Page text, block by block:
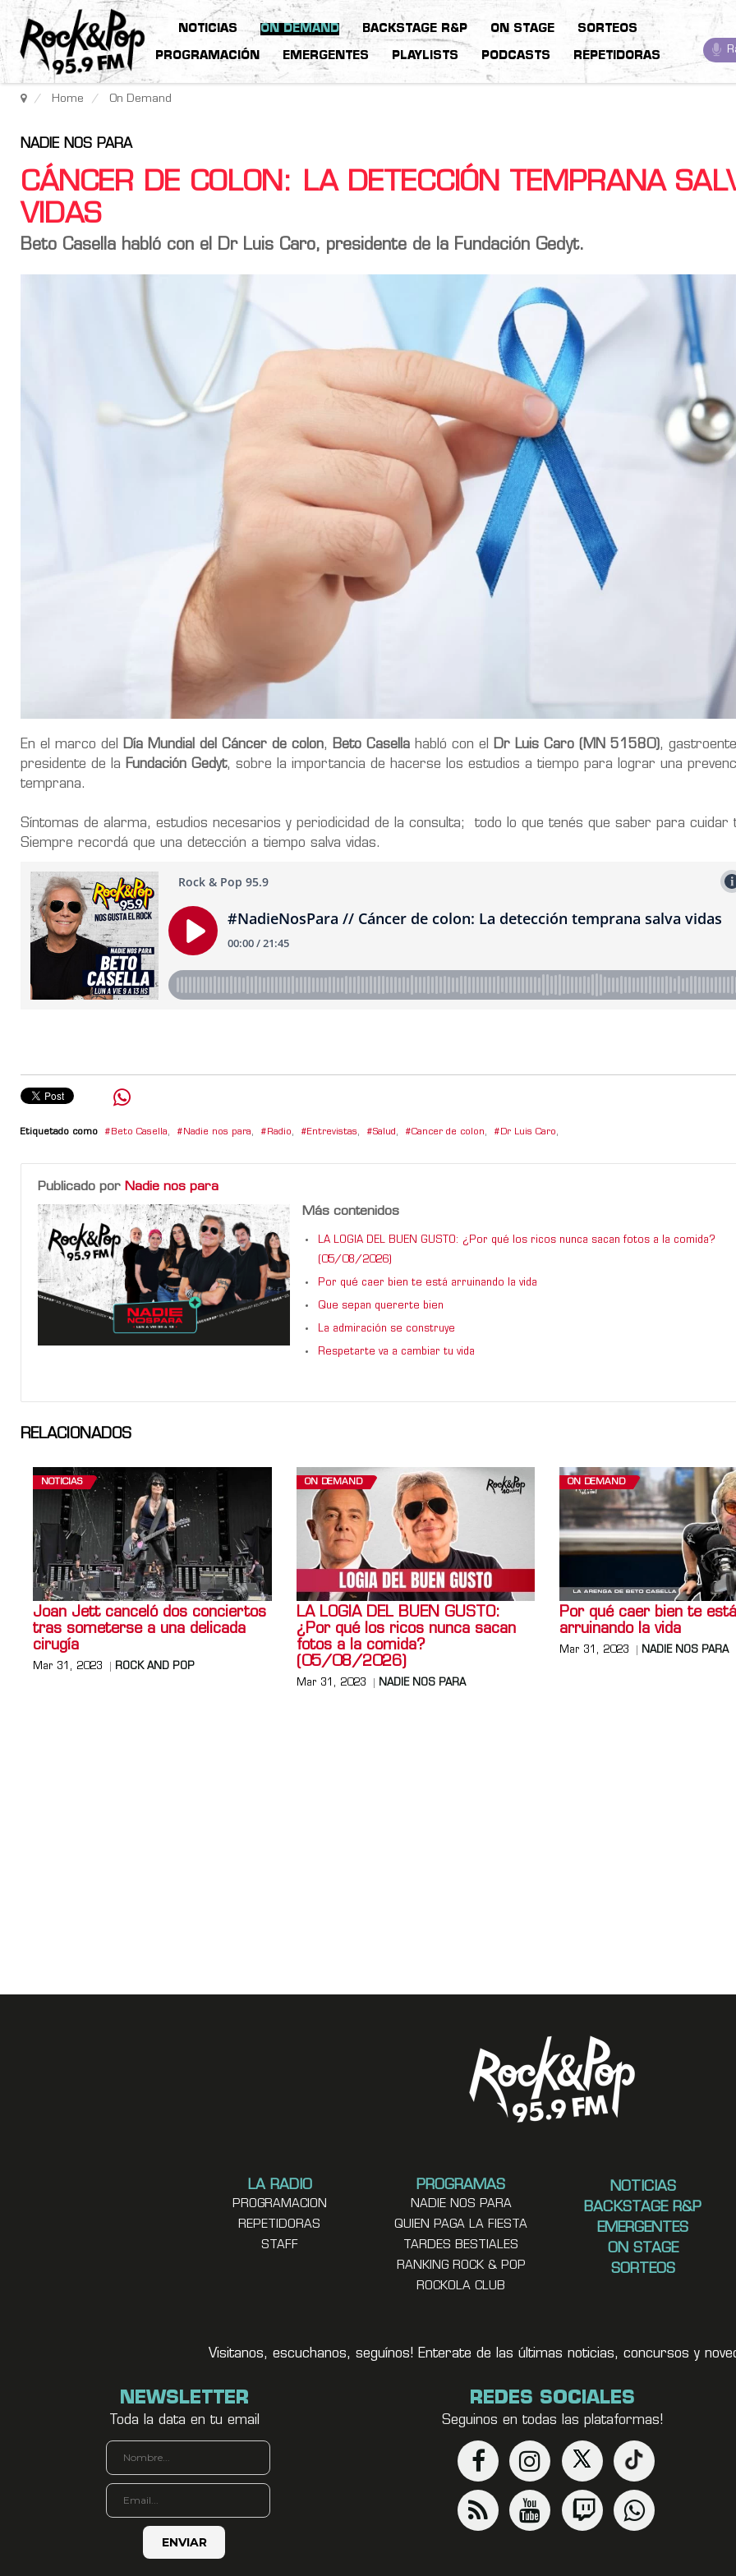
NOTICIAS ON DEMAND BACKSTAGE R&P ON STAGE SORTEOS
PROGRAMACIÓN EMERGENTES PLAYLISTS PODCASTS REPETIDORAS
Home On Demand
NADIE NOS PARA
CÁNCER DE COLON: LA DETECCIÓN TEMPRANA
VIDAS
Beto Casella habló con el Dr Luis Caro, presidente de la Fundación Gedyt.
En el marco del Día Mundial del Cáncer de colon, Beto Casella habló con el Dr Luis Caro (MN 51580),
presidente de la Fundación Gedyt, sobre la importancia de hacerse los estudios a tiempo para lograr una
temprana.
Síntomas de alarma, estudios necesarios y periodicidad de la consulta; todo lo que tenés que saber para cuidar
Siempre recordá que una detección a tiempo salva vidas.
Etiquetado como Beto Casella, Nadie nos para, Radio, Entrevistas, Salud , Cancer de colon, Dr Luis Caro,
Publicado por Nadie nos para
Más contenidos
LA LOGIA DEL BUEN GUSTO: ¿Por qué los ricos nunca sacan fotos a la comida?
(05/08/2026)
Por qué caer bien te está arruinando la vida
Que sepan quererte bien
La admiración se construye
Respetarte va a cambiar tu vida
RELACIONADOS
NOTICIAS
Joan Jett canceló dos conciertos
tras someterse a una delicada
cirugía
Mar 31, 2023 ROCK AND POP
ON DEMAND
LA LOGIA DEL BUEN GUSTO:
¿Por qué los ricos nunca sacan
fotos a la comida?
(05/08/2026)
Mar 31, 2023 NADIE NOS PARA
ON DEMAND
Por qué caer bien te
arruinando la vida
Mar 31, 2023 NADIE NOS PARA
LA RADIO
PROGRAMACION
REPETIDORAS
STAFF
PROGRAMAS
NADIE NOS PARA
QUIEN PAGA LA FIESTA
TARDES BESTIALES
RANKING ROCK & POP
ROCKOLA CLUB
NOTICIAS
BACKSTAGE R&P
EMERGENTES
ON STAGE
SORTEOS
Visitanos, escuchanos, seguínos! Enterate de las últimas noticias, concursos y
NEWSLETTER
Toda la data en tu email
REDES SOCIALES
Seguinos en todas las plataformas!